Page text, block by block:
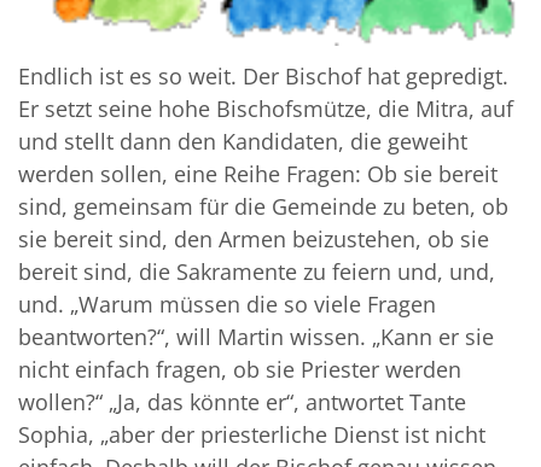
Endlich ist es so weit. Der Bischof hat gepredigt.
Er setzt seine hohe Bischofsmütze, die Mitra, auf
und stellt dann den Kandidaten, die geweiht
werden sollen, eine Reihe Fragen: Ob sie bereit
sind, gemeinsam für die Gemeinde zu beten, ob
sie bereit sind, den Armen beizustehen, ob sie
bereit sind, die Sakramente zu feiern und, und,
und. „Warum müssen die so viele Fragen
beantworten?“, will Martin wissen. „Kann er sie
nicht einfach fragen, ob sie Priester werden
wollen?“ „Ja, das könnte er“, antwortet Tante
Sophia, „aber der priesterliche Dienst ist nicht